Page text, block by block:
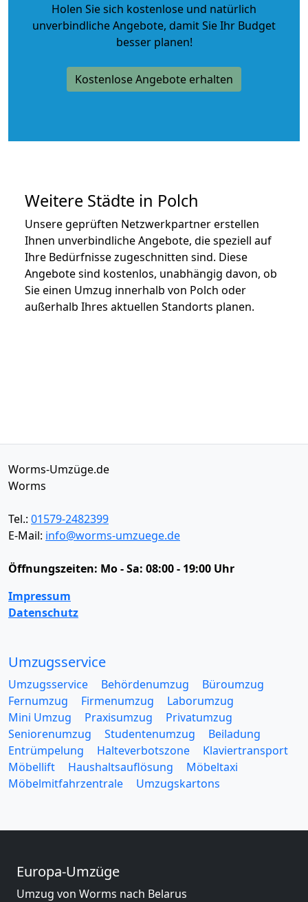
Holen Sie sich kostenlose und natürlich
unverbindliche Angebote, damit Sie Ihr Budget
besser planen!
Kostenlose Angebote erhalten
Weitere Städte in Polch
Unsere geprüften Netzwerkpartner erstellen
Ihnen unverbindliche Angebote, die speziell auf
Ihre Bedürfnisse zugeschnitten sind. Diese
Angebote sind kostenlos, unabhängig davon, ob
Sie einen Umzug innerhalb von Polch oder
außerhalb Ihres aktuellen Standorts planen.
Worms-Umzüge.de
Worms
Tel.: 01579-2482399
E-Mail: info@worms-umzuege.de
Öffnungszeiten: Mo - Sa: 08:00 - 19:00 Uhr
Impressum
Datenschutz
Umzugsservice
Umzugsservice Behördenumzug
Büroumzug
Fernumzug
Firmenumzug
Laborumzug
Mini Umzug
Praxisumzug
Privatumzug
Seniorenumzug
Studentenumzug
Beiladung
Entrümpelung
Halteverbotszone
Klaviertransport
Möbellift
Haushaltsauflösung
Möbeltaxi
Möbelmitfahrzentrale
Umzugskartons
Europa-Umzüge
Umzug von Worms nach Belarus